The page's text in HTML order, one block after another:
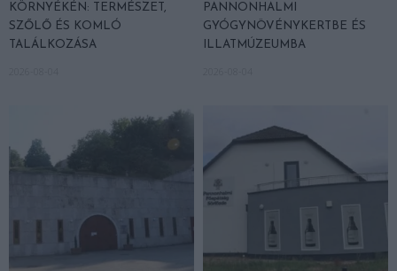
KÖRNYÉKÉN: TERMÉSZET,
SZŐLŐ ÉS KOMLÓ
TALÁLKOZÁSA
PANNONHALMI
GYÓGYNÖVÉNYKERTBE ÉS
ILLATMÚZEUMBA